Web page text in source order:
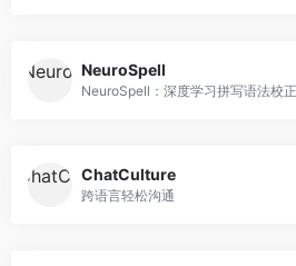
NeuroSpell
NeuroSpell：深度学习拼写语法校
ChatCulture
跨语言轻松沟通